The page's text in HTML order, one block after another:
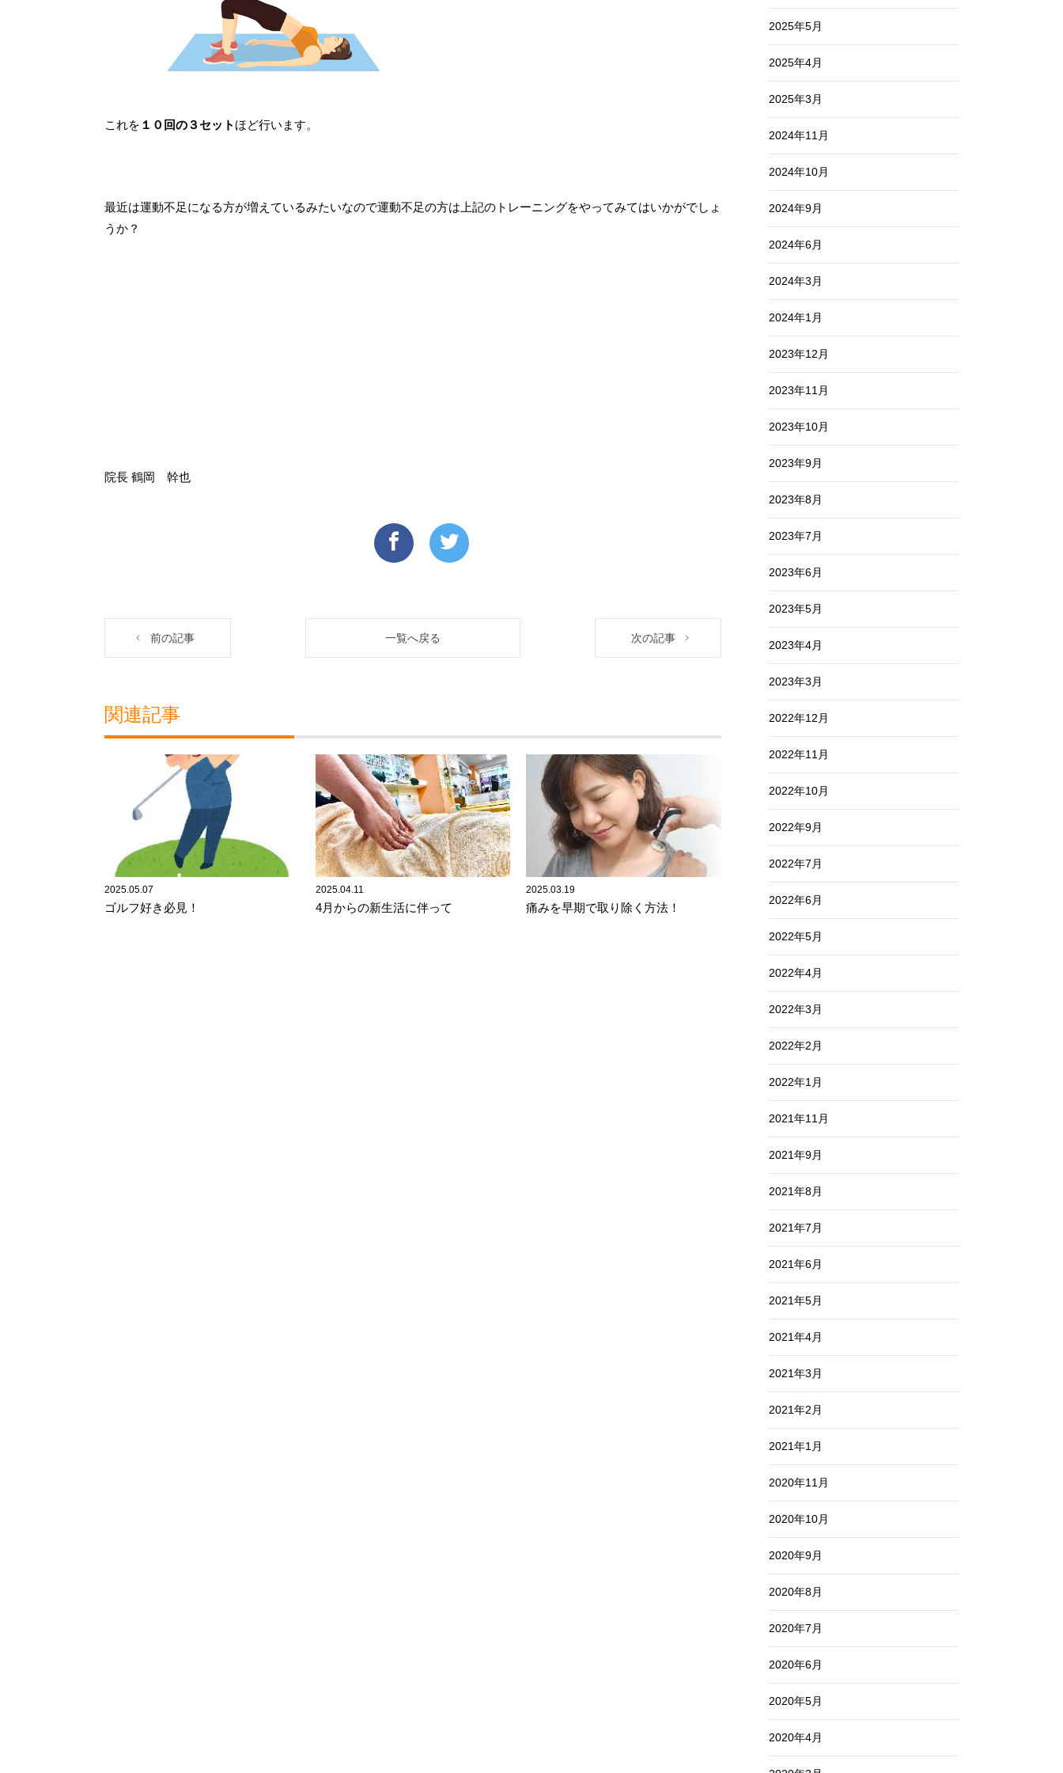
これを １０回の３セットほど行います。
最近は運動不足になる方が増えているみたいなので運動不足の方は上記のトレーニングをやってみてはいかがでしょ
うか？
院長 鶴岡 幹也
前の記事 次の記事
一覧へ戻る
関連記事
2025.05.07
ゴルフ好き必見！
2025.04.11
4月からの新生活に伴って
2025.03.19
痛みを早期で取り除く方法！
2025年5月
2025年4月
2025年3月
2024年11月
2024年10月
2024年9月
2024年6月
2024年3月
2024年1月
2023年12月
2023年11月
2023年10月
2023年9月
2023年8月
2023年7月
2023年6月
2023年5月
2023年4月
2023年3月
2022年12月
2022年11月
2022年10月
2022年9月
2022年7月
2022年6月
2022年5月
2022年4月
2022年3月
2022年2月
2022年1月
2021年11月
2021年9月
2021年8月
2021年7月
2021年6月
2021年5月
2021年4月
2021年3月
2021年2月
2021年1月
2020年11月
2020年10月
2020年9月
2020年8月
2020年7月
2020年6月
2020年5月
2020年4月